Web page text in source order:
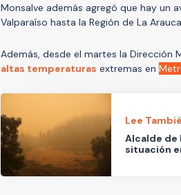
Monsalve además agregó que hay un
Valparaíso hasta la Región de La
Además, desde el martes la Dirección
altas temperaturas extremas en
Lee
Alcalde de
situación